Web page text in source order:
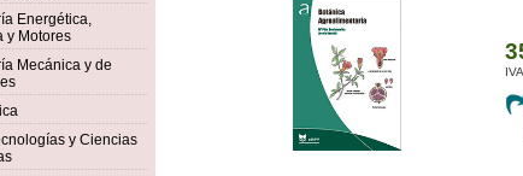
Energética,
y Motores
Mecánica y de
y Ciencias